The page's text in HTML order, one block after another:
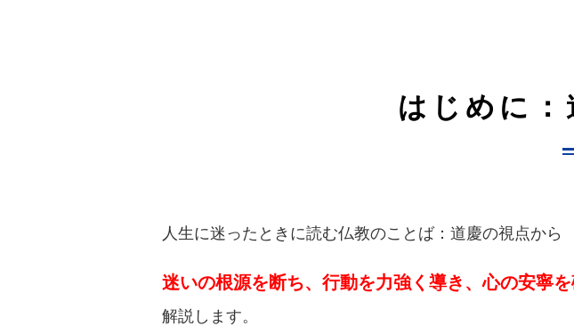
はじめに：
人生に迷ったときに読む仏教のことば：道慶の視点から
迷いの根源を断ち、行動を力強く導き、心の安寧
解説します。